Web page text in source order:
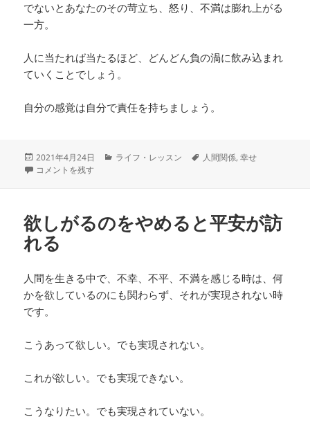
でないとあなたのその苛立ち、怒り、不満は膨れ上がる
一方。
人に当たれば当たるほど、どんどん負の渦に飲み込まれ
ていくことでしょう。
自分の感覚は自分で責任を持ちましょう。
投
稿
2021年4月24日
カ
ライフ・レッスン
タ
人間関係,幸せ
人に当たる時は自分に当たっている に
コメントを残す
欲しがるのをやめると平安が訪
れる
人間を生きる中で、不幸、不平、不満を感じる時は、何
かを欲しているのにも関わらず、それが実現されない時
です。
こうあって欲しい。でも実現されない。
これが欲しい。でも実現できない。
こうなりたい。でも実現されていない。